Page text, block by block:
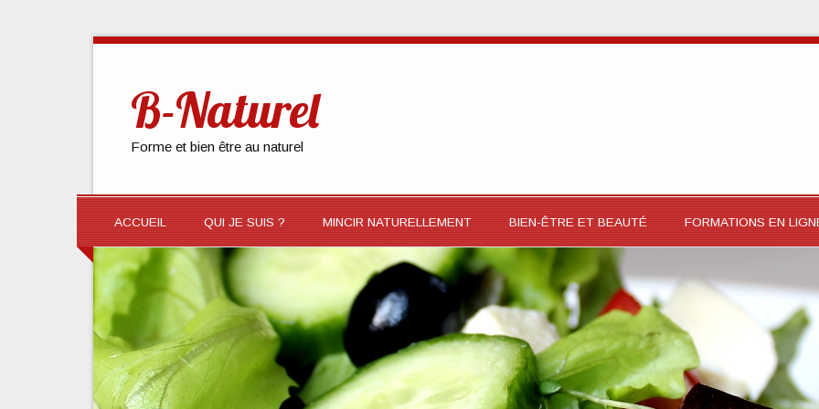
B-Naturel
Forme et bien être au naturel
ACCUEIL QUI JE SUIS ? MINCIR NATURELLEMENT BIEN-ÊTRE ET BEAUTÉ FORMATIONS EN